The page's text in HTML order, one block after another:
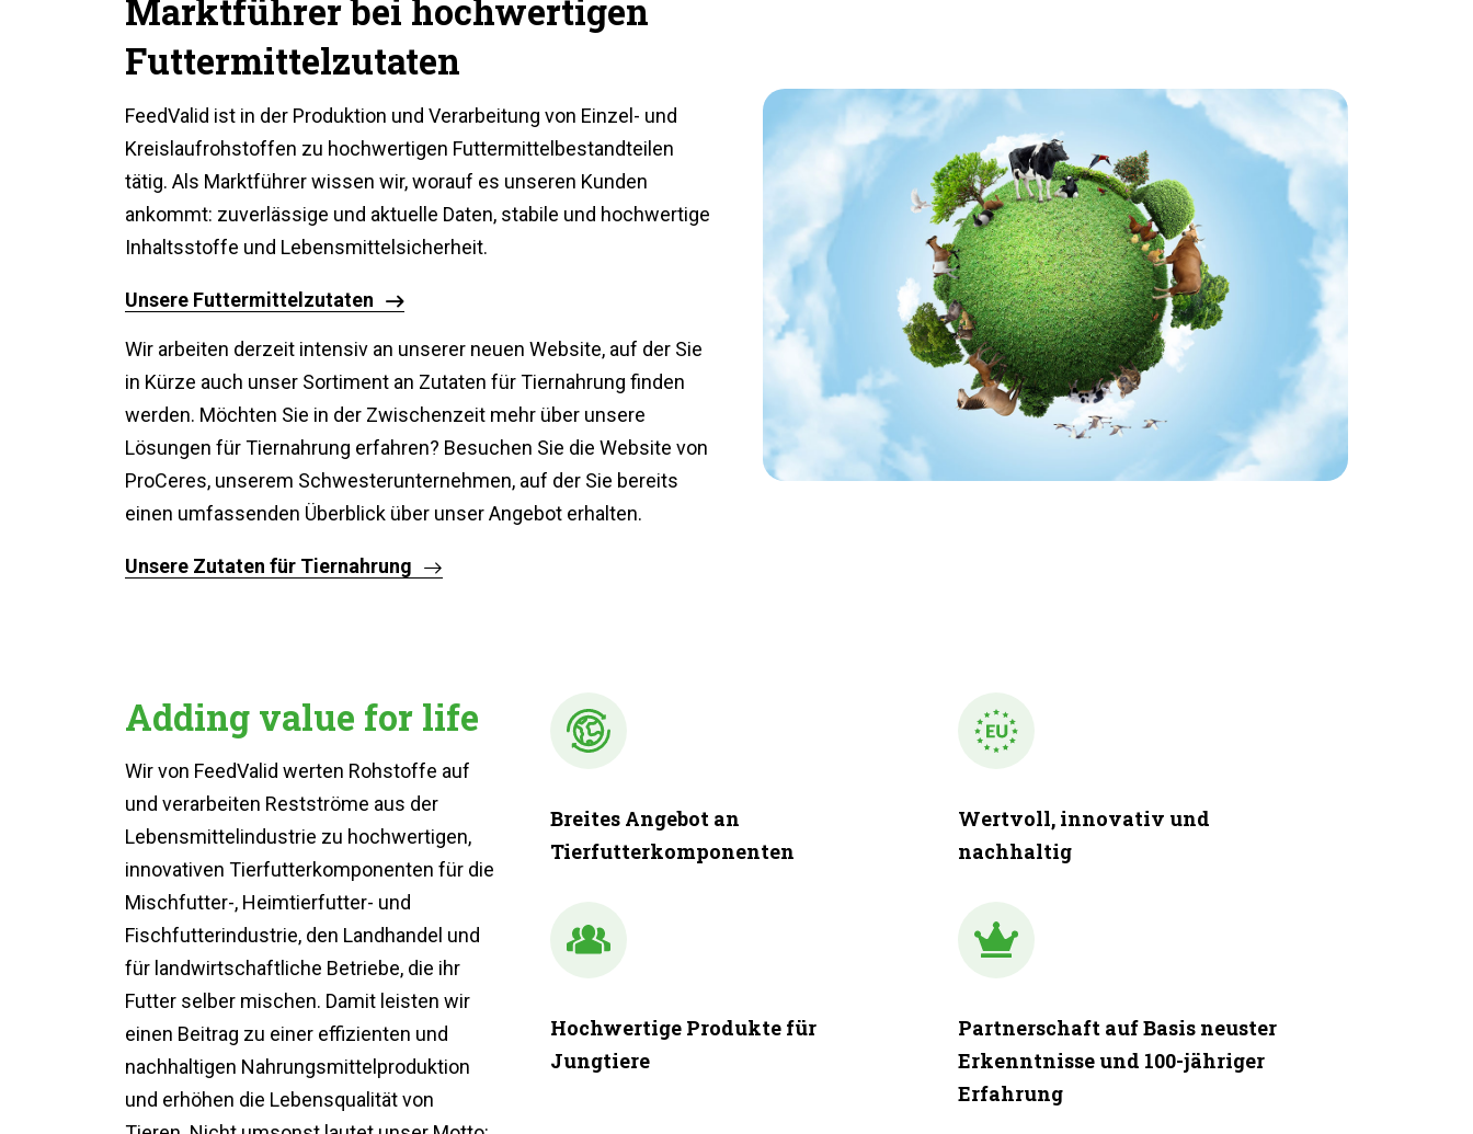
Marktführer bei hochwertigen
Futtermittelzutaten
FeedValid ist in der Produktion und Verarbeitung von Einzel- und
Kreislaufrohstoffen zu hochwertigen Futtermittelbestandteilen
tätig. Als Marktführer wissen wir, worauf es unseren Kunden
ankommt: zuverlässige und aktuelle Daten, stabile und hochwertige
Inhaltsstoffe und Lebensmittelsicherheit.
Unsere Futtermittelzutaten
Wir arbeiten derzeit intensiv an unserer neuen Website, auf der Sie
in Kürze auch unser Sortiment an Zutaten für Tiernahrung finden
werden. Möchten Sie in der Zwischenzeit mehr über unsere
Lösungen für Tiernahrung erfahren? Besuchen Sie die Website von
ProCeres, unserem Schwesterunternehmen, auf der Sie bereits
einen umfassenden Überblick über unser Angebot erhalten.
Unsere Zutaten für Tiernahrung
Adding value for life
Wir von FeedValid werten Rohstoffe auf
und verarbeiten Restströme aus der
Lebensmittelindustrie zu hochwertigen,
innovativen Tierfutterkomponenten für die
Mischfutter-, Heimtierfutter- und
Fischfutterindustrie, den Landhandel und
für landwirtschaftliche Betriebe, die ihr
Futter selber mischen. Damit leisten wir
einen Beitrag zu einer effizienten und
nachhaltigen Nahrungsmittelproduktion
und erhöhen die Lebensqualität von
Breites Angebot an
Tierfutterkomponenten
Wertvoll, innovativ und
nachhaltig
Hochwertige Produkte für
Jungtiere
Partnerschaft auf Basis neuster
Erkenntnisse und 100-jähriger
Erfahrung